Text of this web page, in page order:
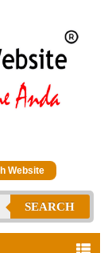
Website
SEARCH